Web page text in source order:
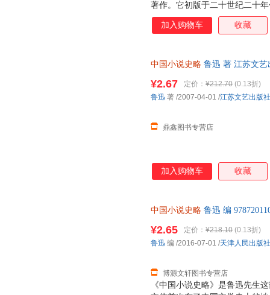
著作。它初版于二十世纪二十
精辟的论断，深受学术界的推
中国通俗文学史的经典著作。
础工作。我们知道，除《小说
它们分别就唐以前的古小说、
的资料辑集、整理工作，这是
加入购物车 收藏
中国小说史略 鲁迅 著 江苏文
¥2.67 定价： ¥212.70 (0.13折)
鼎鑫图书专营店
鲁迅 著 /2007-04-01 /江苏文艺出版社
加入购物车 收藏
中国小说史略 鲁迅 编
《中国小说史略》是鲁迅先生
¥2.65 定价： ¥218.10 (0.13折)
博源文轩图书专营店
鲁迅 编 /2016-07-01 /天津人民出版社